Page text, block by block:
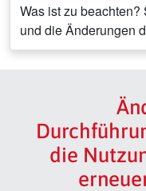
Was ist zu
und die Änderungen
die